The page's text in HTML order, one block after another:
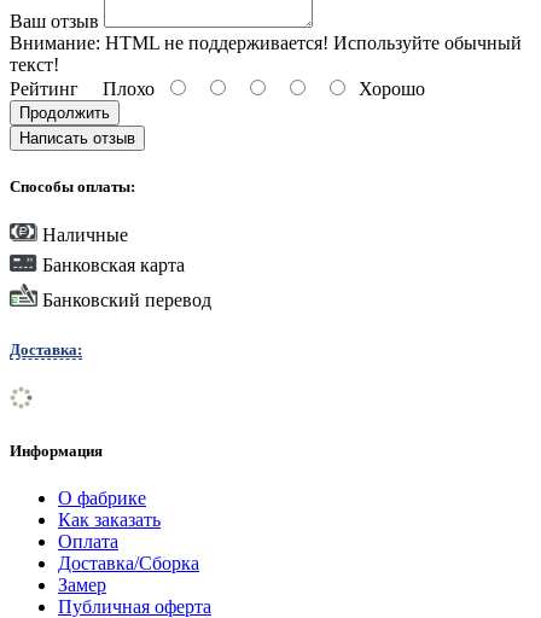
Ваш отзыв
Внимание: HTML не поддерживается! Используйте обычный
текст!
Рейтинг Плохо Хорошо
Продолжить
Написать отзыв
Способы оплаты:
Наличные
Банковская карта
Банковский перевод
Доставка:
Информация
О фабрике
Как заказать
Оплата
Доставка/Сборка
Замер
Публичная оферта